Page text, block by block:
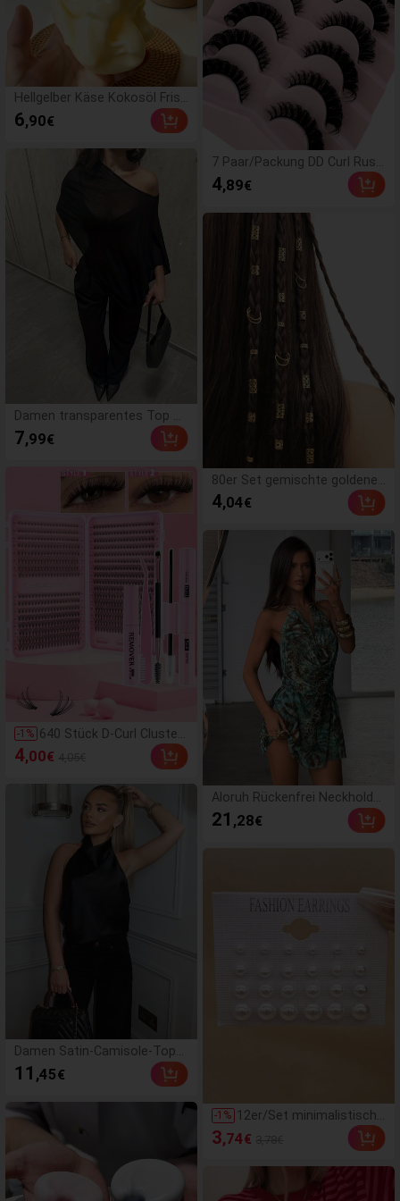
Hellgelber Käse Kokosöl Frisc
hkäse Squishy, weiche Teigte
xtur, Cremekern, leises Drück
eicher kaubarer Squishy, Butt
er Squishy, Mädchen Spielzeu
g, Drücken, Käse, Squishy Ha
ut, Riesen Squishy
6,90€
Damen transparentes Top mi
t Fledermausärmeln und Run
dhalsausschnitt, regulärer as
off mit moderater Dehnbarke
it, Schwarz, Sommer, Y2K-Äs
7,99€
-1 % 640 Stück D-Curl Cluster
Kunstwimpern DIY Verlän
gerungs-Set, 8-16mm ge
gemischte Krümmung, m
it Kleber, Versiegelung un
d Wimpern-Werkzeugen,
geeignet für Alltag, Party,
Reisen, perfektes Gesch
enk für Familie und Freun
4,00€
Damen Satin-Camisole-Top
mit offenem Rücken, Damen
Sommer-Strand-Crop-Top, D
Schultern in Schwarz, Date Ni
ght
11 ,45€
7 Paar/Packung DD Curl Russi
sche Kunstwimpern, dicht &
gekraust, erzeugen Katzenau
dichte Kunstwimpern, betone
n den Augenkontur, verlänger
n & verdichten die Wimpernlin
ie, für ein verfeinertes Make-
4,89€
80er Set gemischte goldene
Dreadlocks, Sommer-Haarsp
angen, Strandurlaub-Haaracc
etparty-Flechtfrisuren, Dame
n-Haarspangen, Festival-Haar
flechtfrisuren, goldene Haara
ccessoires, Goth Y2K Herbst
-Haaraccessoires, Damen-Ha
ardekoration, Boho Chic
4,04€
Aloruh Rückenfrei Neckholder
Sexy Strandurlaub Y2K Bomb
shell Kleid
21 ,28€
-1 % 12er/Set minimalistische
modische vielseitige süß
e Perlen-Ohrstecker Kom
3,74€